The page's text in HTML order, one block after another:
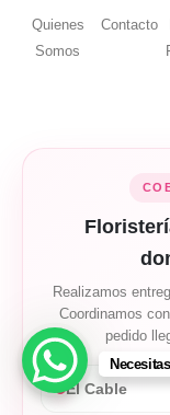
Quienes
Somos
Contacto
Realizamos
Coordinamos
pedido
El Cable